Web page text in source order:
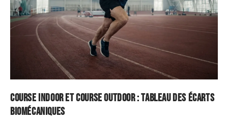
Course indoor et course outdoor : tableau des écarts
biomécaniques